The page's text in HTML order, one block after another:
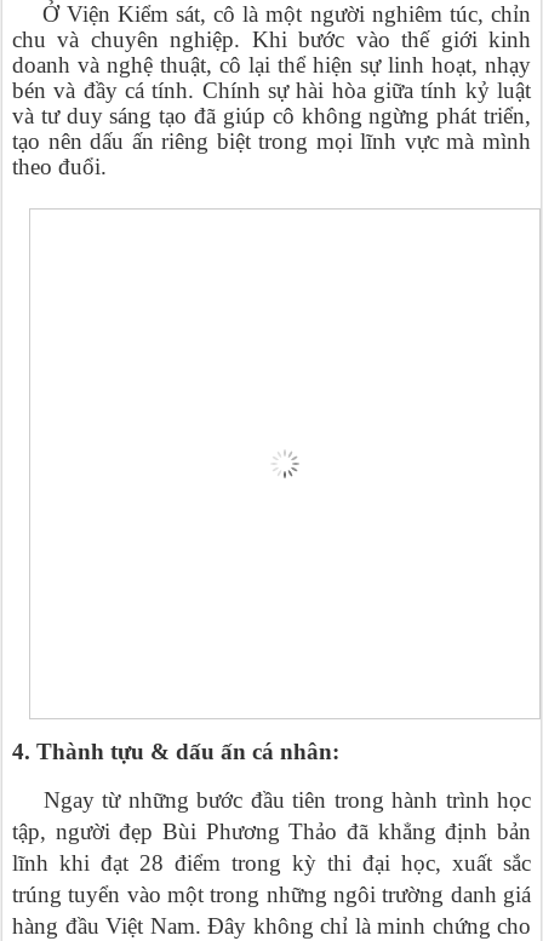
Ở Viện Kiểm sát, cô là một người nghiêm túc, chỉn
chu và chuyên nghiệp. Khi bước vào thế giới kinh
doanh và nghệ thuật, cô lại thể hiện sự linh hoạt, nhạy
bén và đầy cá tính. Chính sự hài hòa giữa tính kỷ luật
và tư duy sáng tạo đã giúp cô không ngừng phát triển,
tạo nên dấu ấn riêng biệt trong mọi lĩnh vực mà mình
theo đuổi.
4. Thành tựu & dấu ấn cá nhân:
Ngay từ những bước đầu tiên trong hành trình học
tập, người đẹp Bùi Phương Thảo đã khẳng định bản
lĩnh khi đạt 28 điểm trong kỳ thi đại học, xuất sắc
trúng tuyển vào một trong những ngôi trường danh giá
hàng đầu Việt Nam. Đây không chỉ là minh chứng cho